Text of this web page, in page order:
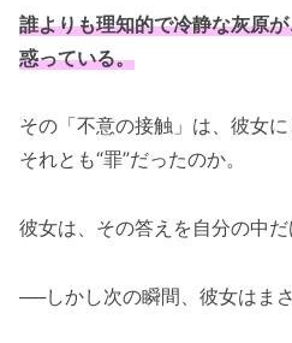
誰よりも理知的で冷静な灰原
惑っている。
その「不意の接触」は、彼女に
それとも“罪”だったのか。
彼女は、その答えを自分の中だ
──しかし次の瞬間、彼女はま